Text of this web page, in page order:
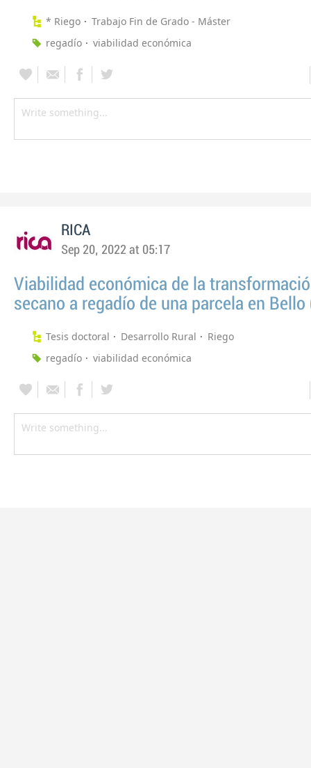
* Riego
Trabajo Fin de Grado - Máster
regadío
viabilidad económica
RICA
Sep 20, 2022 at 05:17
Viabilidad económica de la
secano a regadío de una parcela en Bello
Tesis doctoral Desarrollo Rural
Riego
regadío
viabilidad económica